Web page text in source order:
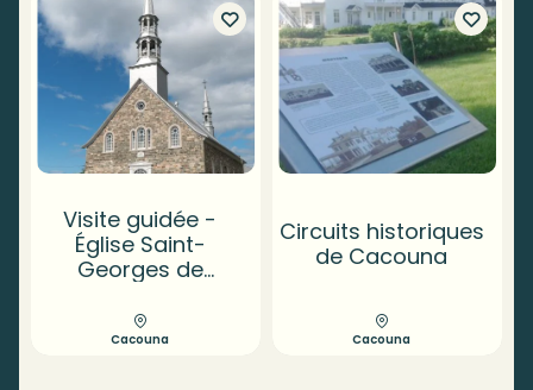
Visite guidée -
Église Saint-
Georges de
Cacouna
Circuits historiques
de Cacouna
Cacouna